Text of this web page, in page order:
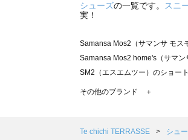
シューズの一覧です。 スニ
実！
Samansa Mos2（サマンサ モス
Samansa Mos2 home's（サマ
SM2（エスエムツー）のショー
TSUHARU by Samansa Mos2（
Samansa Mos2 Lagom（サマン
その他のブランド ＋
Te chichi TERRASSE シュ